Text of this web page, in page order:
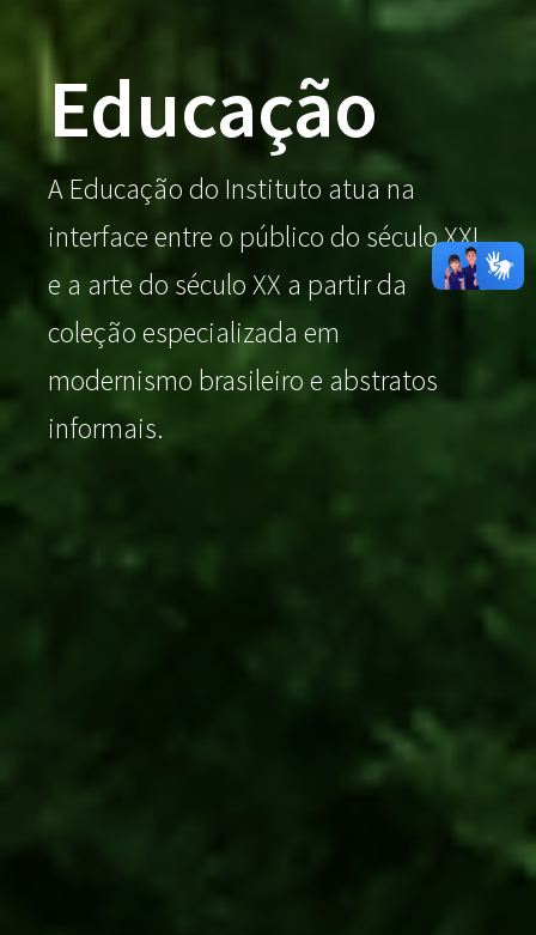
Educação
A Educação do Instituto atua na
interface entre o público do século XXI
e a arte do século XX a partir da
coleção especializada em
modernismo brasileiro e abstratos
informais.